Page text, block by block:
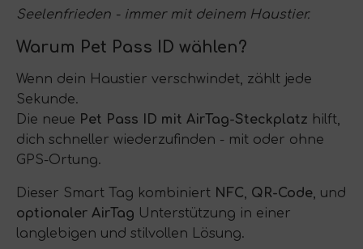
Seelenfrieden - immer mit deinem Haustier.
Warum Pet Pass ID wählen?
Wenn dein Haustier verschwindet, zählt jede
Sekunde.
Die neue Pet Pass ID mit AirTag-Steckplatz hilft,
dich schneller wiederzufinden - mit oder ohne
GPS-Ortung.
Dieser Smart Tag kombiniert NFC, QR-Code, und
optionaler AirTag Unterstützung in einer
langlebigen und stilvollen Lösung.